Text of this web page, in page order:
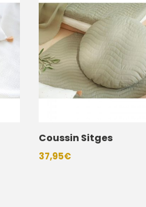
à
22,95€
Coussin Sitges
37,95€